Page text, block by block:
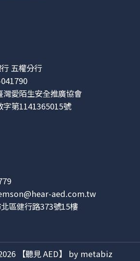
五權分行
灣愛陌生安全推廣協會
字第1141365015號
aed.com.tw
區健行路373號15樓
【聽見 AED】 by metabiz